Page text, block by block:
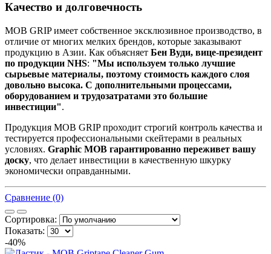
Качество и долговечность
MOB GRIP имеет собственное эксклюзивное производство, в
отличие от многих мелких брендов, которые заказывают
продукцию в Азии. Как объясняет Бен Вуди, вице-президент
по продукции NHS: "Мы используем только лучшие
сырьевые материалы, поэтому стоимость каждого слоя
довольно высока. С дополнительными процессами,
оборудованием и трудозатратами это большие
инвестиции".
Продукция MOB GRIP проходит строгий контроль качества и
тестируется профессиональными скейтерами в реальных
условиях. Graphic MOB гарантированно переживет вашу
доску, что делает инвестиции в качественную шкурку
экономически оправданными.
Сравнение (0)
Сортировка:
Показать:
-40%